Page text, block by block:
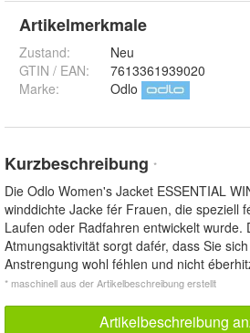
Artikelmerkmale
Zustand:
Neu
GTIN / EAN:
7613361939020
Marke:
Odlo
Kurzbeschreibung *
Die Odlo Women's Jacket ESSENTIAL
winddichte Jacke fér Frauen, die speziell
Laufen oder Radfahren entwickelt wurde.
Atmungsaktivität sorgt dafér, dass Sie
Anstrengung wohl féhlen und nicht
* maschinell aus der Artikelbeschreibung erstellt
Artikelbeschreibung